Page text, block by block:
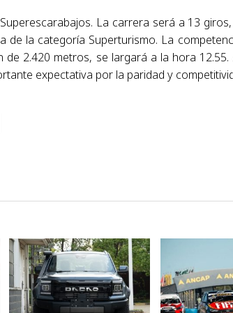
La carrera será a 13
de la categoría Superturismo. La
de 2.420 metros, se largará a la hora
expectativa por la paridad y
VER NOTA VER